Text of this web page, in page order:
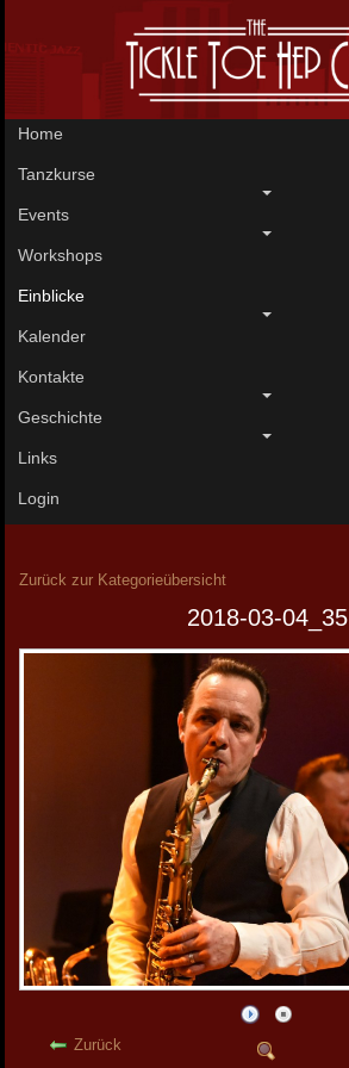
Home
Tanzkurse
Events
Workshops
Einblicke
Kalender
Kontakte
Geschichte
Links
Login
Zurück zur Kategorieübersicht
2018-03-04_35
Zurück